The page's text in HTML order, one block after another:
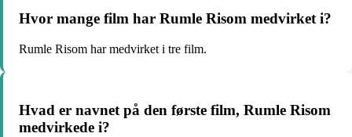
Hvor mange film har Rumle Risom medvirket i?
Rumle Risom har medvirket i tre film.
Hvad er navnet på den første film, Rumle Risom
medvirkede i?